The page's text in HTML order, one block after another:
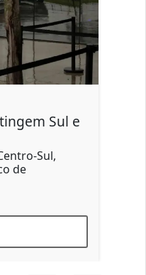
Sul e
Sul,